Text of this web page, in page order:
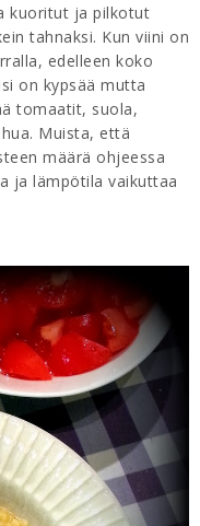
kuoritut ja pilkotut
tahnaksi. Kun viini on
edelleen koko
on kypsää mutta
tomaatit, suola,
Muista, että
määrä ohjeessa
ja lämpötila vaikuttaa